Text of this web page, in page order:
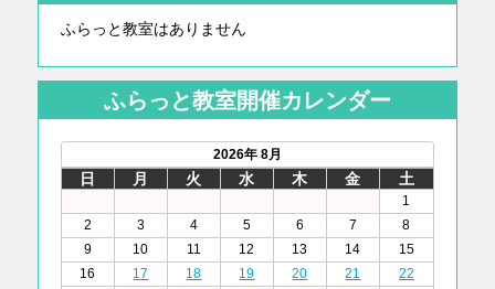
ふらっと教室はありません
ふらっと教室開催カレンダー
2026年 8月
日 月 火 水 木 金 土
1
2
3 4 5 6 7
8
9
10 11 12 13 14
15
16
17 18 19 20 21
22